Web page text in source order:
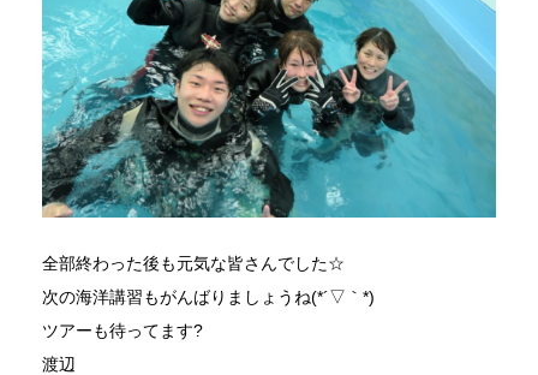
全部終わった後も元気な皆さんでした☆
次の海洋講習もがんばりましょうね(*´▽｀*)
ツアーも待ってます?
渡辺